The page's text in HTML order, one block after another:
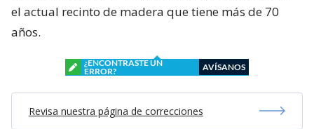
el actual recinto de madera que tiene más de 70
años.
¿ENCONTRASTE UN
ERROR?
AVÍSANOS
Revisa nuestra página de correcciones